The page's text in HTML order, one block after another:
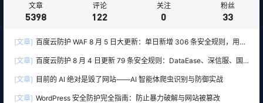
文章
5398
评论
122
关注
0
粉丝
33
[文章] 百度云防护 WAF 8 月 5 日大更新：单日新增 306 条安全规则，用友
[文章] 百度云防护 8 月 4 日更新 79 条安全规则：DataEase、深信服、国
[文章] 目前的 AI 绝对是毁了网站——AI 智能体爬虫识别与防御实战
[文章] WordPress 安全防护完全指南：防止暴力破解与网站被篡改